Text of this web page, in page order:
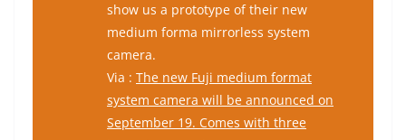
show us a prototype of their new
medium forma mirrorless system
camera.
Via : The new Fuji medium format
system camera will be announced on
September 19. Comes with three